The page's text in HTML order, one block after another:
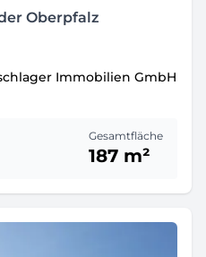
Oberpfalz
Immobilien GmbH
Gesamtfläche
187 m²